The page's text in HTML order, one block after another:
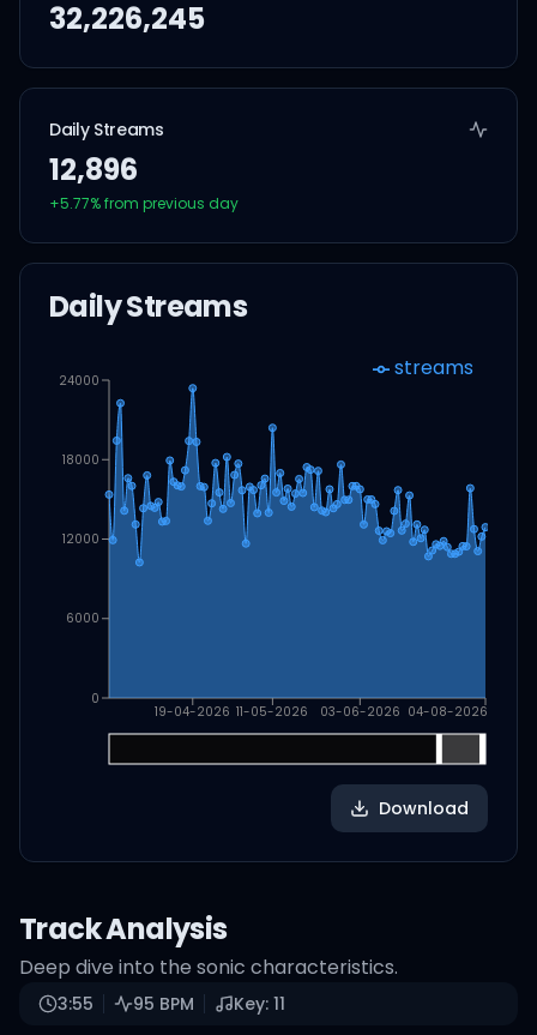
32,226,245
Daily Streams
12,896
+5.77% from previous day
Daily Streams
19-04-2026 11-05-2026 03-06-2026 04-08-2026
0
6000
12000
18000
24000 streams
Download
Track Analysis
Deep dive into the sonic characteristics.
3:55 95 BPM Key: 11